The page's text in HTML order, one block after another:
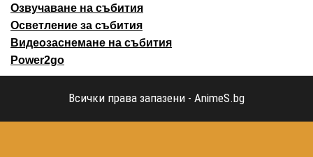
Озвучаване на събития
Осветление за събития
Видеозаснемане на събития
Power2go
Всички права запазени - AnimeS.bg